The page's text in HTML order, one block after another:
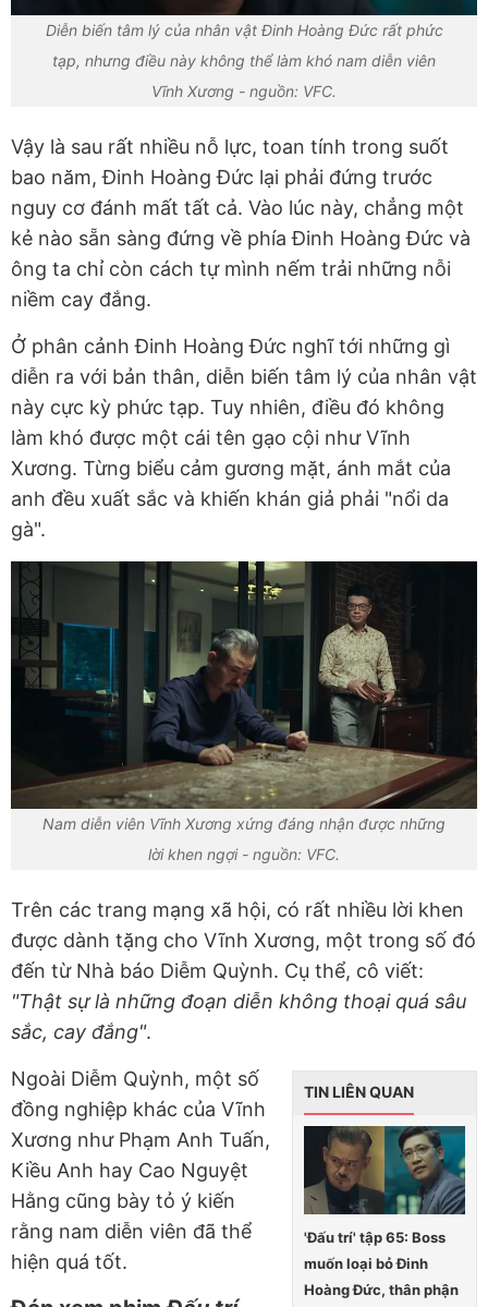
Diễn biến tâm lý của nhân vật Đinh Hoàng Đức rất phức
tạp, nhưng điều này không thể làm khó nam diễn viên
Vĩnh Xương - nguồn: VFC.
Vậy là sau rất nhiều nỗ lực, toan tính trong suốt
bao năm, Đinh Hoàng Đức lại phải đứng trước
nguy cơ đánh mất tất cả. Vào lúc này, chẳng một
kẻ nào sẵn sàng đứng về phía Đinh Hoàng Đức và
ông ta chỉ còn cách tự mình nếm trải những nỗi
niềm cay đắng.
Ở phân cảnh Đinh Hoàng Đức nghĩ tới những gì
diễn ra với bản thân, diễn biến tâm lý của nhân vật
này cực kỳ phức tạp. Tuy nhiên, điều đó không
làm khó được một cái tên gạo cội như Vĩnh
Xương. Từng biểu cảm gương mặt, ánh mắt của
anh đều xuất sắc và khiến khán giả phải "nổi da
gà".
Nam diễn viên Vĩnh Xương xứng đáng nhận được những
lời khen ngợi - nguồn: VFC.
Trên các trang mạng xã hội, có rất nhiều lời khen
được dành tặng cho Vĩnh Xương, một trong số đó
đến từ Nhà báo Diễm Quỳnh. Cụ thể, cô viết:
"Thật sự là những đoạn diễn không thoại quá sâu
sắc, cay đắng".
TIN LIÊN QUAN
'Đấu trí' tập 65: Boss
muốn loại bỏ Đinh
Hoàng Đức, thân phận
Ngoài Diễm Quỳnh, một số
đồng nghiệp khác của Vĩnh
Xương như Phạm Anh Tuấn,
Kiều Anh hay Cao Nguyệt
Hằng cũng bày tỏ ý kiến
rằng nam diễn viên đã thể
hiện quá tốt.